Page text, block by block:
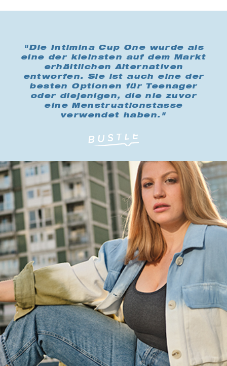
"Die Intimina Cup One wurde als
eine der kleinsten auf dem Markt
erhältlichen Alternativen
entworfen. Sie ist auch eine der
besten Optionen für Teenager
oder diejenigen, die nie zuvor
eine Menstruationstasse
verwendet haben."